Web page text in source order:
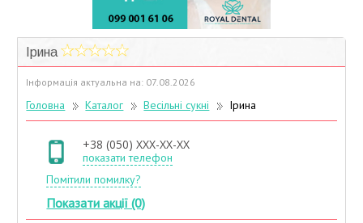
Ірина
Інформація актуальна на: 07.08.2026
Головна Каталог Весільні сукні Ірина
+38 (050) XXX-XX-XX
показати телефон
Помітили помилку?
Показати акції (0)